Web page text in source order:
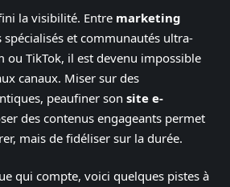
la visibilité. Entre marketing
spécialisés et communautés ultra-
ou TikTok, il est devenu impossible
canaux. Miser sur des
peaufiner son site e-
des contenus engageants permet
mais de fidéliser sur la durée.
qui compte, voici quelques pistes à